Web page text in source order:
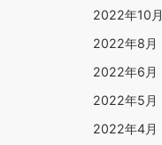
2022年10月
2022年8月
2022年6月
2022年5月
2022年4月